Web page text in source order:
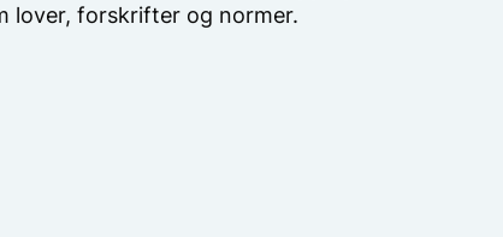
lover, forskrifter og normer.